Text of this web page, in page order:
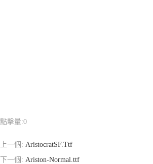
點擊量:0
上一個: AristocratSF.Ttf
下一個: Ariston-Normal.ttf